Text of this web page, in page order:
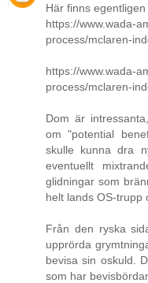
Här finns
https://www.wada-
process/mclaren-
https://www.wada-
process/mclaren-
Dom är
om "potential
skulle kunna dra
eventuellt
glidningar som
helt lands OS-trupp
Från den ryska
upprörda
bevisa sin oskuld.
som har